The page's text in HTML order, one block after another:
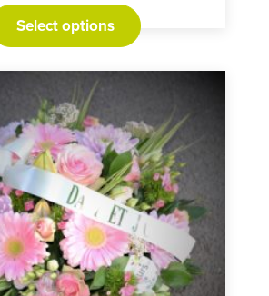
Select options